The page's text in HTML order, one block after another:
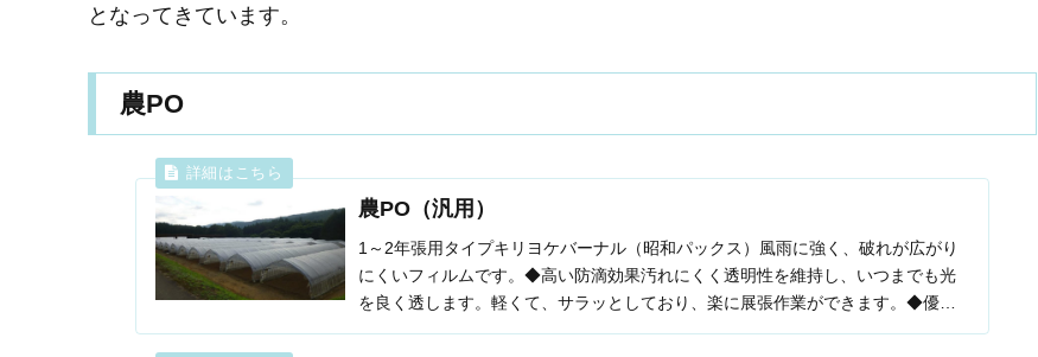
となってきています。
農PO
農PO（汎用）
1～2年張用タイプキリヨケバーナル（昭和パックス）風雨に強く、破れが広がり
にくいフィルムです。◆高い防滴効果汚れにくく透明性を維持し、いつまでも光
を良く透します。軽くて、サラッとしており、楽に展張作業ができます。◆優れ
た流滴性流滴性、保温性...